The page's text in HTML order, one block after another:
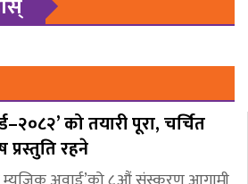
को तयारी पूरा, चर्चित
रहने